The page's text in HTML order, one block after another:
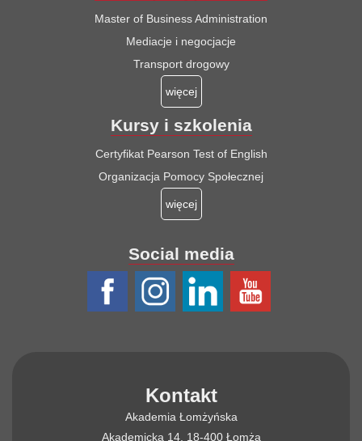
Master of Business Administration
Mediacje i negocjacje
Transport drogowy
więcej
Kursy i szkolenia
Certyfikat Pearson Test of English
Organizacja Pomocy Społecznej
więcej
Social media
Kontakt
Akademia Łomżyńska
Akademicka 14, 18-400 Łomża